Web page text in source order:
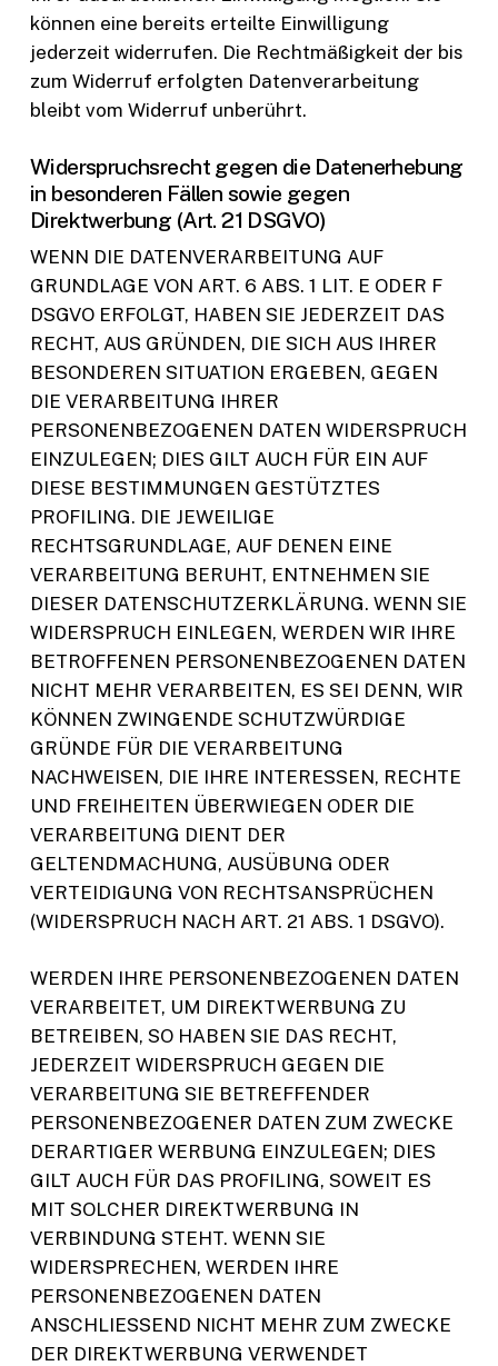
können eine bereits erteilte Einwilligung
jederzeit widerrufen. Die Rechtmäßigkeit der bis
zum Widerruf erfolgten Datenverarbeitung
bleibt vom Widerruf unberührt.
Widerspruchsrecht gegen die Datenerhebung
in besonderen Fällen sowie gegen
Direktwerbung (Art. 21 DSGVO)
WENN DIE DATENVERARBEITUNG AUF
GRUNDLAGE VON ART. 6 ABS. 1 LIT. E ODER F
DSGVO ERFOLGT, HABEN SIE JEDERZEIT DAS
RECHT, AUS GRÜNDEN, DIE SICH AUS IHRER
BESONDEREN SITUATION ERGEBEN, GEGEN
DIE VERARBEITUNG IHRER
PERSONENBEZOGENEN DATEN WIDERSPRUCH
EINZULEGEN; DIES GILT AUCH FÜR EIN AUF
DIESE BESTIMMUNGEN GESTÜTZTES
PROFILING. DIE JEWEILIGE
RECHTSGRUNDLAGE, AUF DENEN EINE
VERARBEITUNG BERUHT, ENTNEHMEN SIE
DIESER DATENSCHUTZERKLÄRUNG. WENN SIE
WIDERSPRUCH EINLEGEN, WERDEN WIR IHRE
BETROFFENEN PERSONENBEZOGENEN DATEN
NICHT MEHR VERARBEITEN, ES SEI DENN, WIR
KÖNNEN ZWINGENDE SCHUTZWÜRDIGE
GRÜNDE FÜR DIE VERARBEITUNG
NACHWEISEN, DIE IHRE INTERESSEN, RECHTE
UND FREIHEITEN ÜBERWIEGEN ODER DIE
VERARBEITUNG DIENT DER
GELTENDMACHUNG, AUSÜBUNG ODER
VERTEIDIGUNG VON RECHTSANSPRÜCHEN
(WIDERSPRUCH NACH ART. 21 ABS. 1 DSGVO).
WERDEN IHRE PERSONENBEZOGENEN DATEN
VERARBEITET, UM DIREKTWERBUNG ZU
BETREIBEN, SO HABEN SIE DAS RECHT,
JEDERZEIT WIDERSPRUCH GEGEN DIE
VERARBEITUNG SIE BETREFFENDER
PERSONENBEZOGENER DATEN ZUM ZWECKE
DERARTIGER WERBUNG EINZULEGEN; DIES
GILT AUCH FÜR DAS PROFILING, SOWEIT ES
MIT SOLCHER DIREKTWERBUNG IN
VERBINDUNG STEHT. WENN SIE
WIDERSPRECHEN, WERDEN IHRE
PERSONENBEZOGENEN DATEN
ANSCHLIESSEND NICHT MEHR ZUM ZWECKE
DER DIREKTWERBUNG VERWENDET